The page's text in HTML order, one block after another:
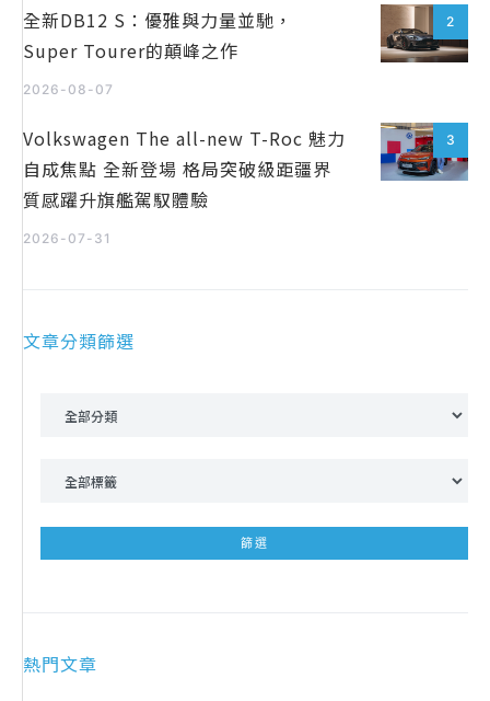
2
全新DB12 S：優雅與力量並馳，
Super Tourer的顛峰之作
2026-08-07
3
Volkswagen The all-new T-Roc 魅力
自成焦點 全新登場 格局突破級距疆界
質感躍升旗艦駕馭體驗
2026-07-31
文章分類篩選
熱門文章